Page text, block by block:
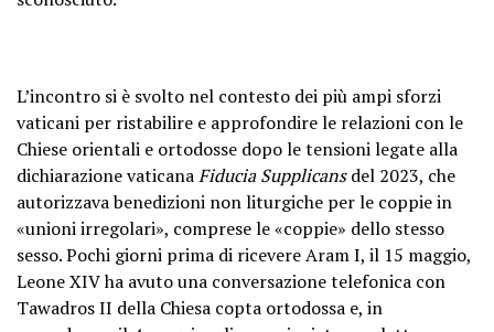
L’incontro si è svolto nel contesto dei più ampi sforzi
vaticani per ristabilire e approfondire le relazioni con le
Chiese orientali e ortodosse dopo le tensioni legate alla
dichiarazione vaticanaFiducia Supplicansdel 2023, che
autorizzava benedizioni non liturgiche per le coppie in
«unioni irregolari», comprese le «coppie» dello stesso
sesso. Pochi giorni prima di ricevere Aram I, il 15 maggio,
Leone XIV ha avuto una conversazione telefonica con
Tawadros II della Chiesa copta ortodossa e, in